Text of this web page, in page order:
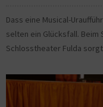
Dass eine Musical-
selten ein Glücksfall. Beim
Schlosstheater Fulda